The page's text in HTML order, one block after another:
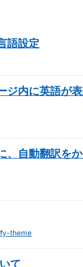
語設定
ジ内に英語が
、自動翻訳を
theme
て